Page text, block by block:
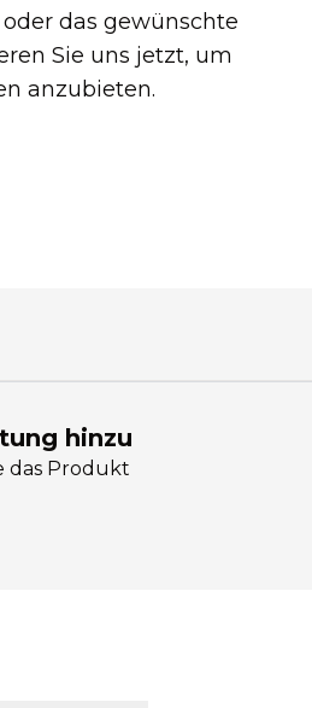
das gewünschte
Sie uns jetzt, um
anzubieten.
hinzu
das Produkt